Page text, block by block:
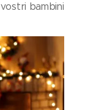
bambini 💕